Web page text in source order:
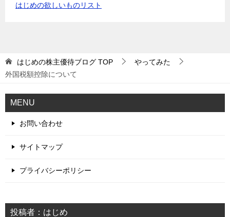
はじめの欲しいものリスト
はじめの株主優待ブログ TOP
やってみた
外国税額控除について
MENU
お問い合わせ
サイトマップ
プライバシーポリシー
投稿者：はじめ